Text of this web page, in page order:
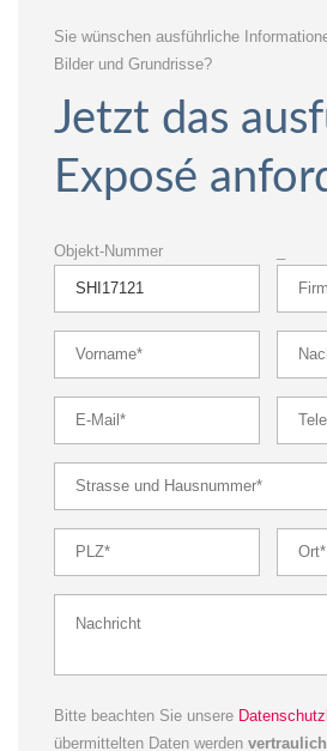
Sie wünschen ausführliche
Bilder und Grundrisse?
Jetzt das
Exposé
Objekt-Nummer
Bitte beachten Sie unsere
übermittelten Daten werden